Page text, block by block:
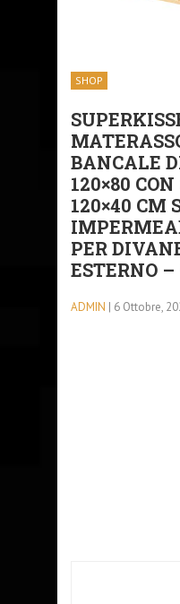
SHOP
BANCALE
120×80
120×40 CM
PER
ESTERNO –
ADMIN | 6 Ottobre,